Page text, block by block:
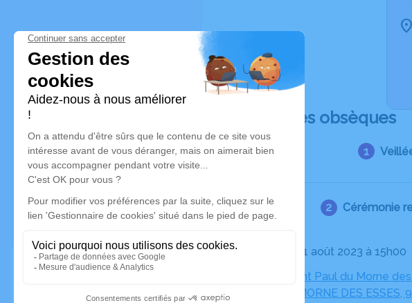
Déroulé des obsèques
Cérémonie
Le jeudi 31 août 2023 à 15h00
Eglise Saint Paul du Morne
JEUNES MORNE DES